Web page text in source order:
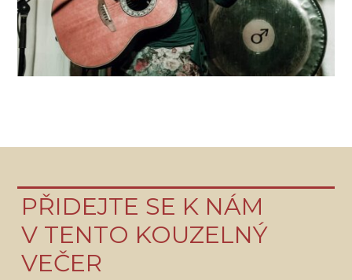
PŘIDEJTE SE K NÁM
V TENTO KOUZELNÝ
VEČER